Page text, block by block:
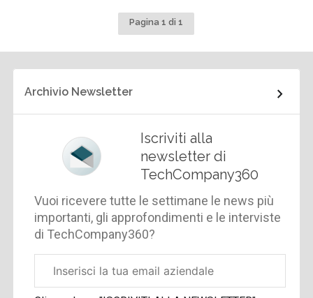
Pagina 1 di 1
Archivio Newsletter
Iscriviti alla
newsletter di
TechCompany360
Vuoi ricevere tutte le settimane le news più
importanti, gli approfondimenti e le interviste
di TechCompany360?
aziendale